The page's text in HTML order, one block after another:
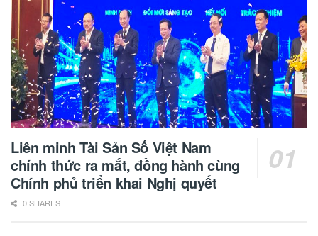
Liên minh Tài Sản Số Việt Nam
chính thức ra mắt, đồng hành cùng
Chính phủ triển khai Nghị quyết
0 SHARES